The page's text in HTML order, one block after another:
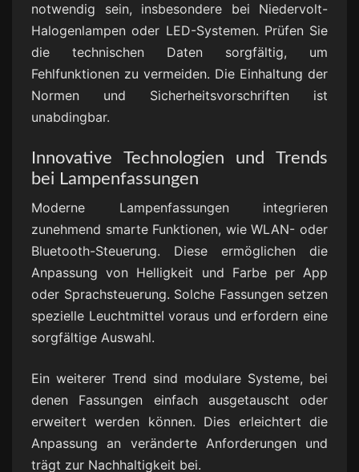
notwendig sein, insbesondere bei Niedervolt-
Halogenlampen oder LED-Systemen. Prüfen Sie
die technischen Daten sorgfältig, um
Fehlfunktionen zu vermeiden. Die Einhaltung der
Normen und Sicherheitsvorschriften ist
unabdingbar.
Innovative Technologien und Trends
bei Lampenfassungen
Moderne Lampenfassungen integrieren
zunehmend smarte Funktionen, wie WLAN- oder
Bluetooth-Steuerung. Diese ermöglichen die
Anpassung von Helligkeit und Farbe per App
oder Sprachsteuerung. Solche Fassungen setzen
spezielle Leuchtmittel voraus und erfordern eine
sorgfältige Auswahl.
Ein weiterer Trend sind modulare Systeme, bei
denen Fassungen einfach ausgetauscht oder
erweitert werden können. Dies erleichtert die
Anpassung an veränderte Anforderungen und
trägt zur Nachhaltigkeit bei.